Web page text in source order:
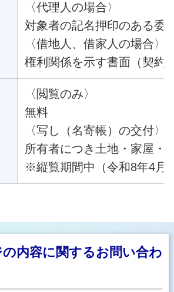
〈代理人の場合〉
対象者の記名押印のある委
〈借地人、借家人の場合〉
権利関係を示す書面（契約
〈閲覧のみ〉
無料
〈写し（名寄帳）の交付〉
所有者につき土地・家屋・
※縦覧期間中（令和8年4月
内容に関するお問い合わ